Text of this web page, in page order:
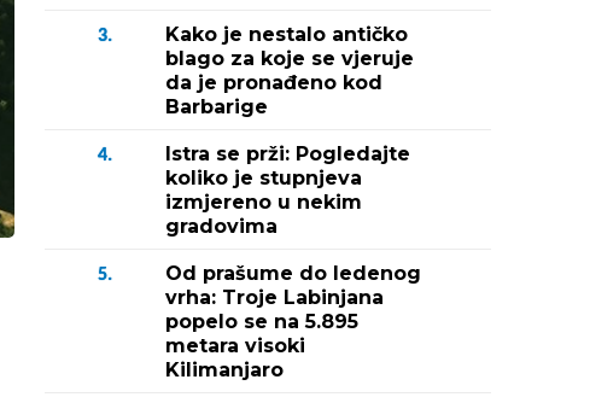
3.
Kako je nestalo antičko
blago za koje se vjeruje
da je pronađeno kod
Barbarige
4.
Istra se prži: Pogledajte
koliko je stupnjeva
izmjereno u nekim
gradovima
5.
Od prašume do ledenog
vrha: Troje Labinjana
popelo se na 5.895
metara visoki
Kilimanjaro